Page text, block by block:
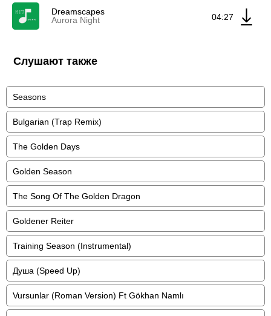
Dreamscapes
Aurora Night
04:27
Слушают также
Seasons
Bulgarian (Trap Remix)
The Golden Days
Golden Season
The Song Of The Golden Dragon
Goldener Reiter
Training Season (Instrumental)
Душа (Speed Up)
Vursunlar (Roman Version) Ft Gökhan Namlı